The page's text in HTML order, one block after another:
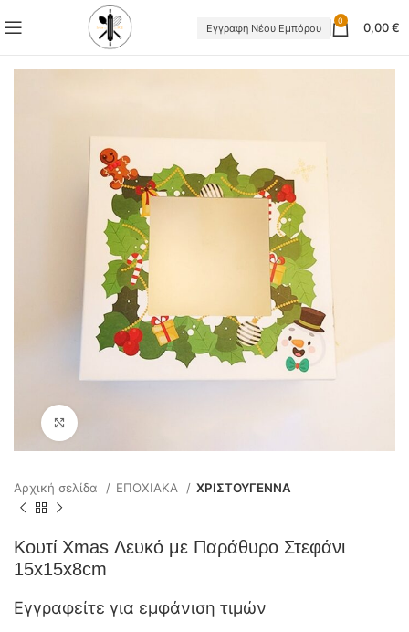
Εγγραφή Νέου Εμπόρου
0 0,00€
Αρχική σελίδα ΕΠΟΧΙΑΚΑ ΧΡΙΣΤΟΥΓΕΝΝΑ
Κουτί Xmas Λευκό με Παράθυρο Στεφάνι
15x15x8cm
Εγγραφείτε για εμφάνιση τιμών